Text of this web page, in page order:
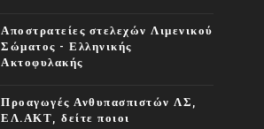
Αποστρατείες στελεχών Λιμενικού
Σώματος - Ελληνικής
Ακτοφυλακής
Προαγωγές Ανθυπασπιστών ΛΣ,
ΕΛ.ΑΚΤ, δείτε ποιοι